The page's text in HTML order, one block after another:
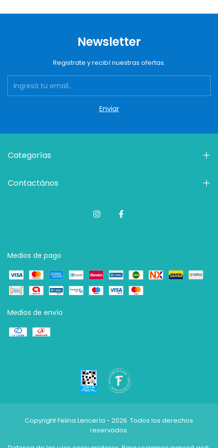
Newsletter
Registrate y recibí nuestras ofertas.
Categorías
Contactános
Medios de pago
Medios de envío
Copyright Felina Lencería - 2026. Todos los derechos
reservados.